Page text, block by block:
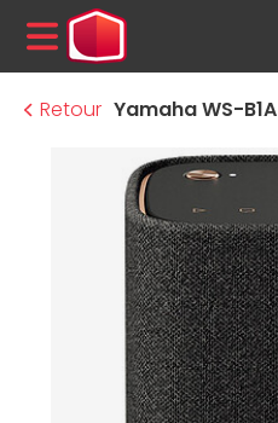
MENU
Retour